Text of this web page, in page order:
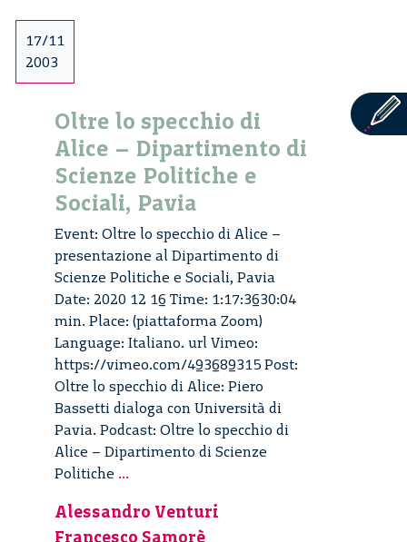
17/11
2003
Oltre lo specchio di
Alice – Dipartimento di
Scienze Politiche e
Sociali, Pavia
Event: Oltre lo specchio di Alice –
presentazione al Dipartimento di
Scienze Politiche e Sociali, Pavia
Date: 2020 12 16 Time: 1:17:3630:04
min. Place: (piattaforma Zoom)
Language: Italiano. url Vimeo:
https://vimeo.com/493689315 Post:
Oltre lo specchio di Alice: Piero
Bassetti dialoga con Università di
Pavia. Podcast: Oltre lo specchio di
Alice – Dipartimento di Scienze
Politiche ...
specchio
di
Alessandro Venturi
Francesco Samorè